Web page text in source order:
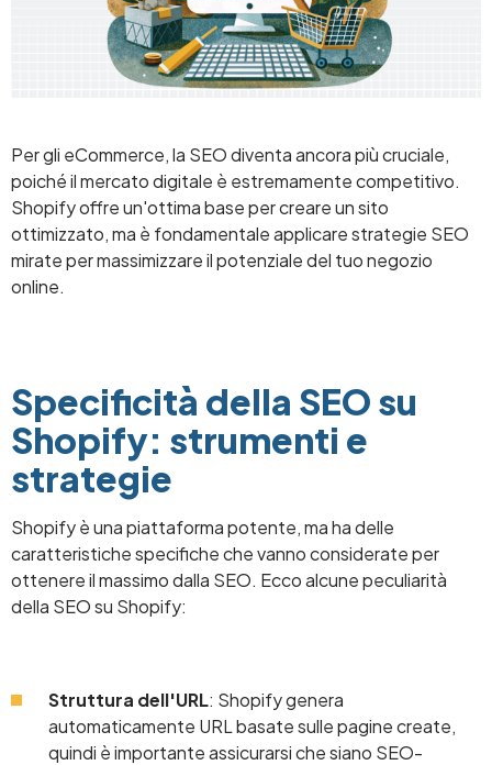
Per gli eCommerce, la SEO diventa ancora più cruciale,
poiché il mercato digitale è estremamente competitivo.
Shopify offre un'ottima base per creare un sito
ottimizzato, ma è fondamentale applicare strategie SEO
mirate per massimizzare il potenziale del tuo negozio
online.
Specificità della SEO su
Shopify: strumenti e
strategie
Shopify è una piattaforma potente, ma ha delle
caratteristiche specifiche che vanno considerate per
ottenere il massimo dalla SEO. Ecco alcune peculiarità
della SEO su Shopify:
Struttura dell'URL: Shopify genera
automaticamente URL basate sulle pagine create,
quindi è importante assicurarsi che siano SEO-